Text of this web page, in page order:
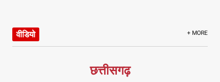
वीडियो + MORE
छत्तीसगढ़